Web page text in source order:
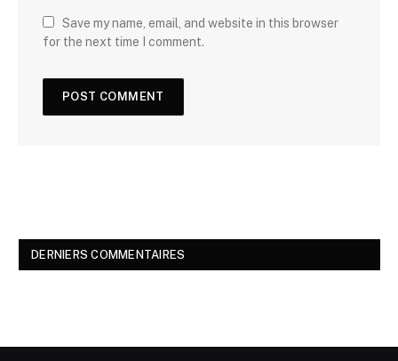
Save my name, email, and website in this browser
for the next time I comment.
DERNIERS COMMENTAIRES